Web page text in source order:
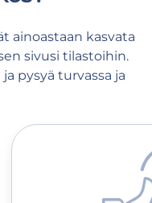
ainoastaan kasvata
sivusi tilastoihin.
pysyä turvassa ja